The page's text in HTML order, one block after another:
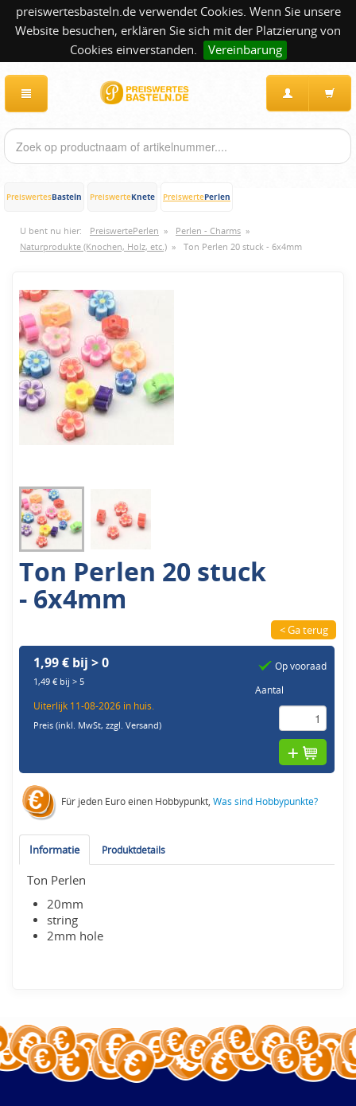
preiswertesbasteln.de verwendet Cookies. Wenn Sie unsere
Website besuchen, erklären Sie sich mit der Platzierung von
Cookies einverstanden.
Vereinbarung
PreiswertesBasteln PreiswerteKnete PreiswertePerlen
U bent nu hier: PreiswertePerlen » Perlen - Charms »
Naturprodukte (Knochen, Holz, etc.) » Ton Perlen 20 stuck - 6x4mm
Ton Perlen 20 stuck
- 6x4mm
< Ga terug
1,99 € bij > 0
1,49 € bij > 5
Uiterlijk 11-08-2026 in huis.
Preis (inkl. MwSt,zzgl. Versand)
Op vooraad
Aantal
Für jeden Euro einen Hobbypunkt,Was sind Hobbypunkte?
Informatie Produktdetails
Ton Perlen
20mm
string
2mm hole